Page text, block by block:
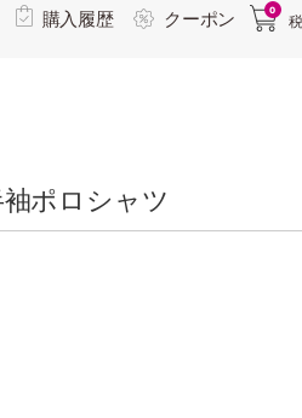
購入履歴 クーポン 0
ポロシャツ